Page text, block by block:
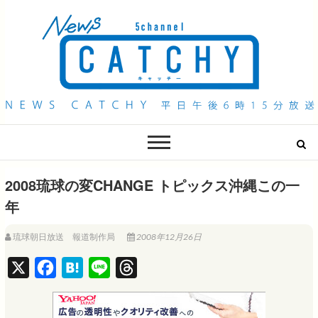
QAB NEWS Headline
2008琉球の変CHANGE トピックス沖縄この一
年
琉球朝日放送 報道制作局 2008年12月26日
a
c
H
a
t
i
n
h
r